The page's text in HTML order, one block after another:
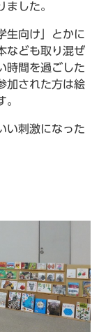
した。
生向け」とかに
なども取り混ぜ
時間を過ごした
加された方は絵
い刺激になった